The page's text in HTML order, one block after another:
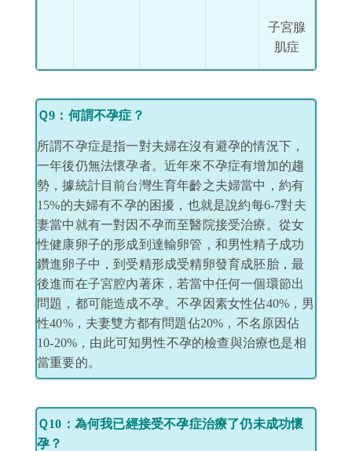
子宮腺
肌症
Ｑ9：何謂不孕症？
所謂不孕症是指一對夫婦在沒有避孕的情況下，
一年後仍無法懷孕者。近年來不孕症有增加的趨
勢，據統計目前台灣生育年齡之夫婦當中，約有
15%的夫婦有不孕的困擾，也就是說約每6-7對夫
妻當中就有一對因不孕而至醫院接受治療。從女
性健康卵子的形成到達輸卵管，和男性精子成功
鑽進卵子中，到受精形成受精卵發育成胚胎，最
後進而在子宮腔內著床，若當中任何一個環節出
問題，都可能造成不孕。不孕因素女性佔40%，男
性40%，夫妻雙方都有問題佔20%，不名原因佔
10-20%，由此可知男性不孕的檢查與治療也是相
當重要的。
Ｑ10：為何我已經接受不孕症治療了仍未成功懷
孕？